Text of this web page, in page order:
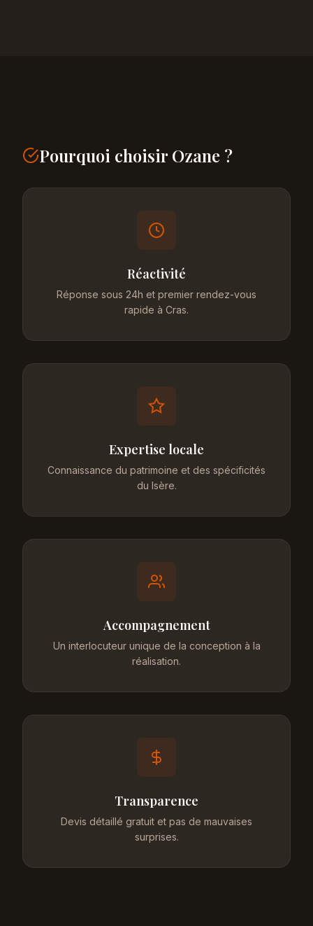
Pourquoi choisir Ozane ?
Réactivité
Réponse sous 24h et premier rendez-vous
rapide à Cras.
Expertise locale
Connaissance du patrimoine et des spécificités
du Isère.
Accompagnement
Un interlocuteur unique de la conception à la
réalisation.
Transparence
Devis détaillé gratuit et pas de mauvaises
surprises.